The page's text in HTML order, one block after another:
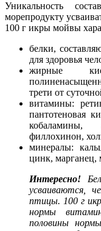
Уникальность
морепродукту
100 г икры мойвы
белки,
для здоровья
жирные
трети от
витамины:
пантотеновая
кобаламины,
филлохинон,
минералы:
цинк, марганец,
Интересно!
усваиваются,
птицы. 100 г
нормы
половины